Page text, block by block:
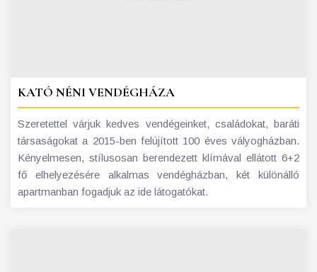
KATÓ NÉNI VENDÉGHÁZA
Szeretettel várjuk kedves vendégeinket, családokat, baráti
társaságokat a 2015-ben felújított 100 éves vályogházban.
Kényelmesen, stílusosan berendezett klímával ellátott 6+2
fő elhelyezésére alkalmas vendégházban, két különálló
apartmanban fogadjuk az ide látogatókat.